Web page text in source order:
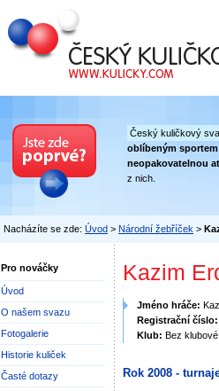
Český kuličkový svaz
Český kuličkový
oblíbeným sportem
neopakovatelnou
z nich.
Nacházíte se zde: Úvod > Národní žebříček >
Pro nováčky
Úvod
O našem svazu
Fotogalerie
Historie kuliček
Časté dotazy
Kazim
Jméno hráče:
Registrační číslo:
Klub: Bez
Rok 2008 -